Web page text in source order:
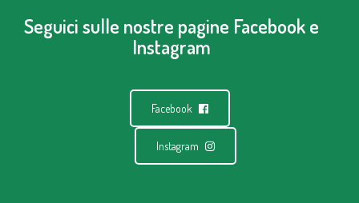
Seguici sulle nostre pagine Facebook e
Instagram
Facebook
Instagram